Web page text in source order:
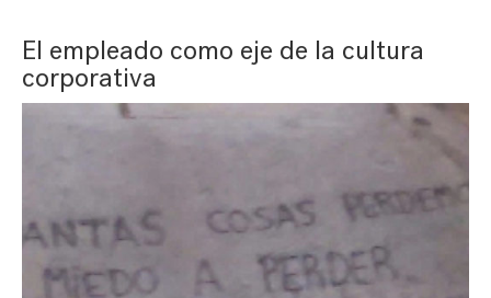
El empleado como eje de la cultura
corporativa